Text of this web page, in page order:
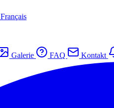
Français
Galerie FAQ Kontakt